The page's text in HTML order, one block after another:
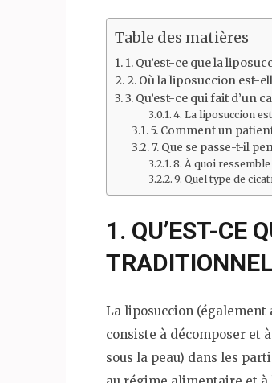
Table des matières
1. Qu’est-ce que la
2. Où la liposuccion est-
3. Qu’est-ce qui fait d’un
4. La liposuccion
5. Comment un
7. Que se passe-t-il
8. À quoi
9. Quel type de
1. QU’EST-CE
La liposuccion
consiste à décomposer et
sous la peau) dans les